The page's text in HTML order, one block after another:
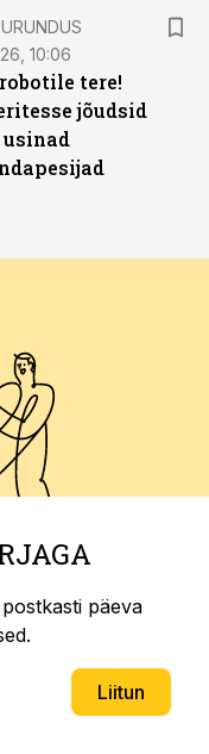
10:06
tere!
jõudsid
usinad
päeva
Liitun